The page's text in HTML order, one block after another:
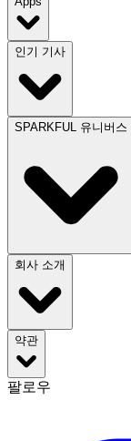
인기 기사
SPARKFUL 유니버스
회사 소개
약관
팔로우